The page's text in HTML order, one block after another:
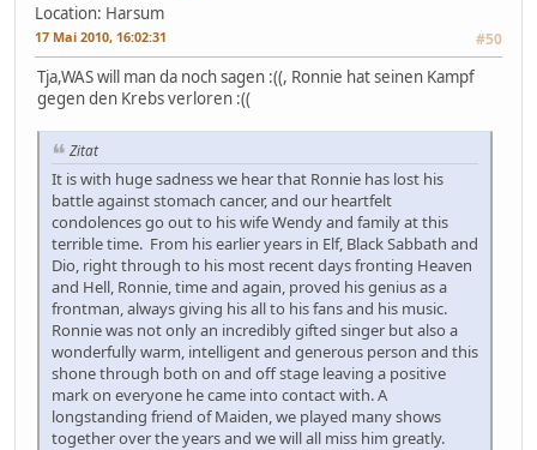
Location: Harsum
17 Mai 2010, 16:02:31 #50
Tja,WAS will man da noch sagen :((, Ronnie hat seinen Kampf
gegen den Krebs verloren :((
Zitat
It is with huge sadness we hear that Ronnie has lost his
battle against stomach cancer, and our heartfelt
condolences go out to his wife Wendy and family at this
terrible time. From his earlier years in Elf, Black Sabbath and
Dio, right through to his most recent days fronting Heaven
and Hell, Ronnie, time and again, proved his genius as a
frontman, always giving his all to his fans and his music.
Ronnie was not only an incredibly gifted singer but also a
wonderfully warm, intelligent and generous person and this
shone through both on and off stage leaving a positive
mark on everyone he came into contact with. A
longstanding friend of Maiden, we played many shows
together over the years and we will all miss him greatly.